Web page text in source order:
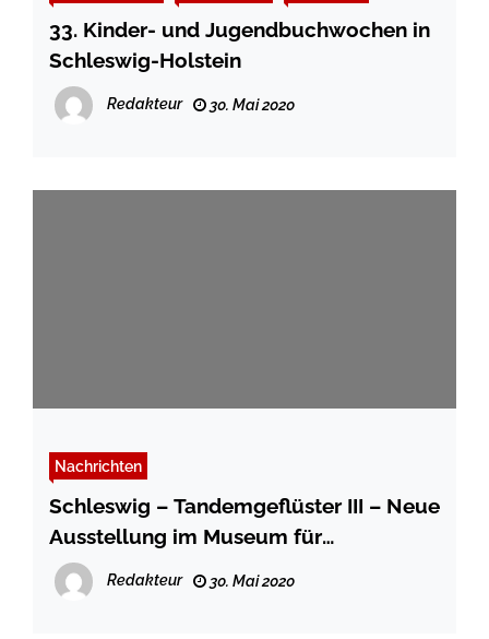
33. Kinder- und Jugendbuchwochen in
Schleswig-Holstein
Redakteur 30. Mai 2020
Nachrichten
Schleswig – Tandemgeflüster III – Neue
Ausstellung im Museum für
Outsiderkunst
Redakteur 30. Mai 2020